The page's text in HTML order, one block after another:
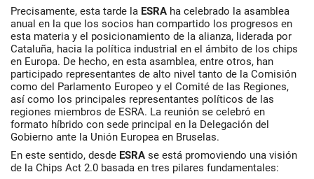
Precisamente, esta tarde la ESRA ha celebrado la asamblea
anual en la que los socios han compartido los progresos en
esta materia y el posicionamiento de la alianza, liderada por
Cataluña, hacia la política industrial en el ámbito de los chips
en Europa. De hecho, en esta asamblea, entre otros, han
participado representantes de alto nivel tanto de la Comisión
como del Parlamento Europeo y el Comité de las Regiones,
así como los principales representantes políticos de las
regiones miembros de ESRA. La reunión se celebró en
formato híbrido con sede principal en la Delegación del
Gobierno ante la Unión Europea en Bruselas.
En este sentido, desde ESRA se está promoviendo una visión
de la Chips Act 2.0 basada en tres pilares fundamentales: